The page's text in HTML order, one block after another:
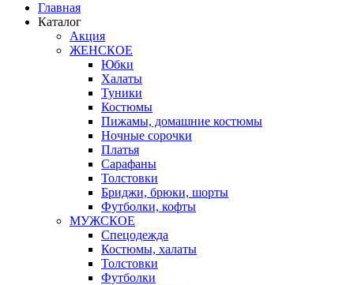
Главная
Каталог
Акция
ЖЕНСКОЕ
Юбки
Халаты
Туники
Костюмы
Пижамы, домашние костюмы
Ночные сорочки
Платья
Сарафаны
Толстовки
Бриджи, брюки, шорты
Футболки, кофты
МУЖСКОЕ
Спецодежда
Костюмы, халаты
Толстовки
Футболки